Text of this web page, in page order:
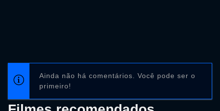
Ainda não há comentários. Você pode ser o
primeiro!